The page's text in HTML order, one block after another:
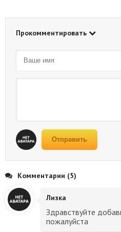
Прокомментировать
Отправить
Комментарии (5)
Лизка
Здравствуйте
пожалуйста